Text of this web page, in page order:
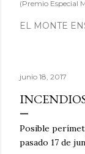
(Premio Especial
EL MONTE
junio 18, 2017
Posible
pasado 17 de